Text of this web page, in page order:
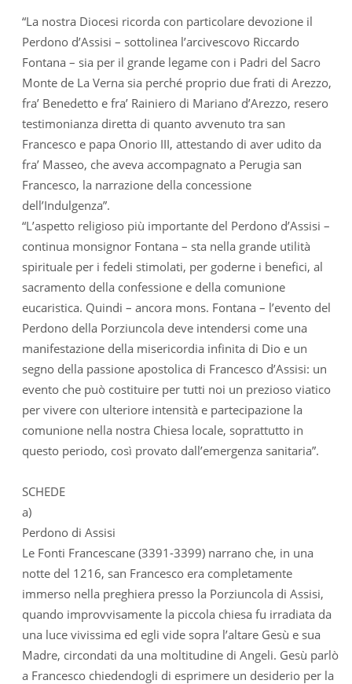
“La nostra Diocesi ricorda con particolare devozione il
Perdono d’Assisi – sottolinea l’arcivescovo Riccardo
Fontana – sia per il grande legame con i Padri del Sacro
Monte de La Verna sia perché proprio due frati di Arezzo,
fra’ Benedetto e fra’ Rainiero di Mariano d’Arezzo, resero
testimonianza diretta di quanto avvenuto tra san
Francesco e papa Onorio III, attestando di aver udito da
fra’ Masseo, che aveva accompagnato a Perugia san
Francesco, la narrazione della concessione
dell’Indulgenza”.
“L’aspetto religioso più importante del Perdono d’Assisi –
continua monsignor Fontana – sta nella grande utilità
spirituale per i fedeli stimolati, per goderne i benefici, al
sacramento della confessione e della comunione
eucaristica. Quindi – ancora mons. Fontana – l’evento del
Perdono della Porziuncola deve intendersi come una
manifestazione della misericordia infinita di Dio e un
segno della passione apostolica di Francesco d’Assisi: un
evento che può costituire per tutti noi un prezioso viatico
per vivere con ulteriore intensità e partecipazione la
comunione nella nostra Chiesa locale, soprattutto in
questo periodo, così provato dall’emergenza sanitaria”.
SCHEDE
a)
Perdono di Assisi
Le Fonti Francescane (3391-3399) narrano che, in una
notte del 1216, san Francesco era completamente
immerso nella preghiera presso la Porziuncola di Assisi,
quando improvvisamente la piccola chiesa fu irradiata da
una luce vivissima ed egli vide sopra l’altare Gesù e sua
Madre, circondati da una moltitudine di Angeli. Gesù parlò
a Francesco chiedendogli di esprimere un desiderio per la